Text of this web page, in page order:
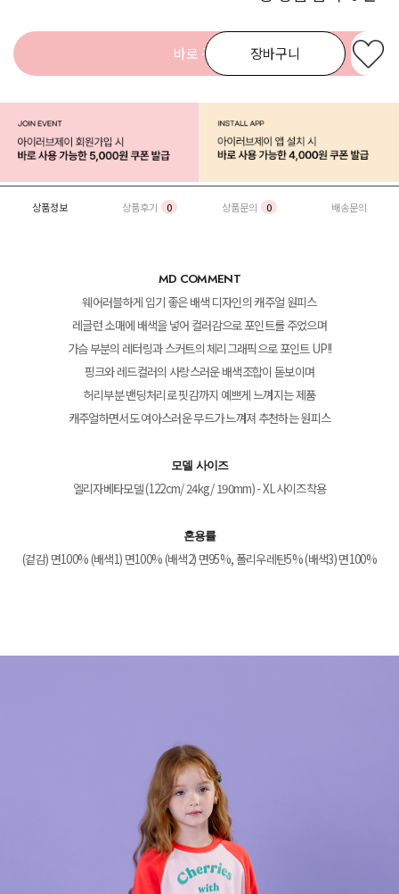
장바구니
바로 구매
상품정보 상품후기 0 상품문의 0 배송문의
MD COMMENT
웨어러블하게 입기 좋은 배색 디자인의 캐주얼 원피스
레글런 소매에 배색을 넣어 컬러감으로 포인트를 주었으며
가슴 부분의 레터링과 스커트의 체리그래픽으로 포인트 UP!!
핑크와 레드컬러의 사랑스러운 배색조합이 돋보이며
허리부분 밴딩처리로 핏감까지 예쁘게 느껴지는 제품
캐주얼하면서도 여아스러운 무드가 느껴져 추천하는 원피스
모델 사이즈
엘리자베타모델 (122cm/ 24kg/ 190mm) - XL사이즈착용
혼용률
(겉감) 면100% (배색1) 면100% (배색2) 면95%, 폴리우레탄5% (배색3) 면100%